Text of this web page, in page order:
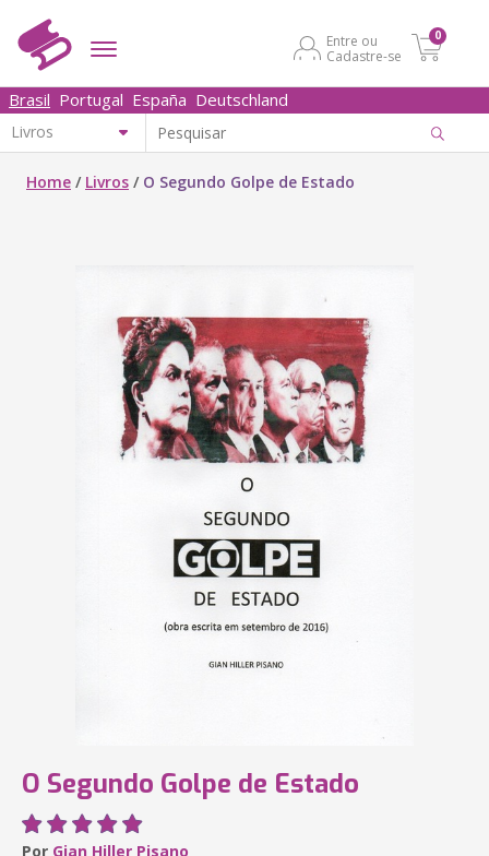
Entre ou
Cadastre-se
0
Brasil Portugal España Deutschland
Home / Livros / O Segundo Golpe de Estado
O Segundo Golpe de Estado
Por Gian Hiller Pisano